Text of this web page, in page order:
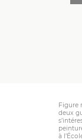
Figure
deux
à